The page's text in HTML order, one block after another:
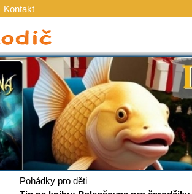
Kontakt
Pohádky pro děti